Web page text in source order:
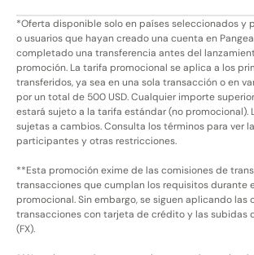
*Oferta disponible solo en países seleccionados y
o usuarios que hayan creado una cuenta en
completado una transferencia antes del
promoción. La tarifa promocional se aplica a los
transferidos, ya sea en una sola transacción o en
por un total de 500 USD. Cualquier importe
estará sujeto a la tarifa estándar (no promocional).
sujetas a cambios. Consulta los términos para ver
participantes y otras restricciones.
**Esta promoción exime de las comisiones de
transacciones que cumplan los requisitos durante
promocional. Sin embargo, se siguen aplicando las
transacciones con tarjeta de crédito y las subidas
(FX).